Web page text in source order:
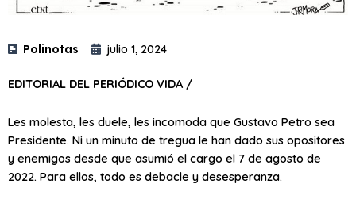
Polinotas julio 1, 2024
EDITORIAL DEL PERIÓDICO VIDA /
Les molesta, les duele, les incomoda que Gustavo Petro sea
Presidente. Ni un minuto de tregua le han dado sus opositores
y enemigos desde que asumió el cargo el 7 de agosto de
2022. Para ellos, todo es debacle y desesperanza.